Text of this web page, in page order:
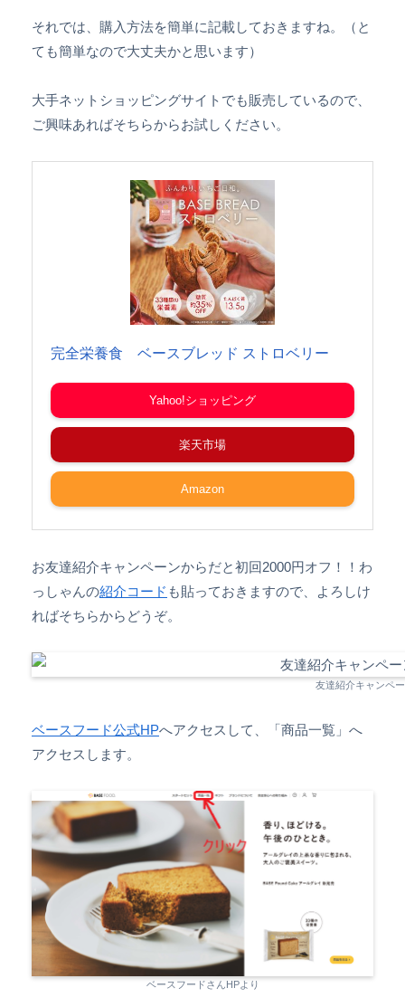
それでは、購入方法を簡単に記載しておきますね。（と
ても簡単なので大丈夫かと思います）
大手ネットショッピングサイトでも販売しているので、
ご興味あればそちらからお試しください。
完全栄養食 ベースブレッド ストロベリー
Yahoo!ショッピング
楽天市場
Amazon
お友達紹介キャンペーンからだと初回2000円オフ！！わ
っしゃんの紹介コード も貼っておきますので、よろしけ
ればそちらからどうぞ。
友達紹介キャンペ
ベースフード公式HPへアクセスして、「商品一覧」へ
アクセスします。
ベースフードさんHPより